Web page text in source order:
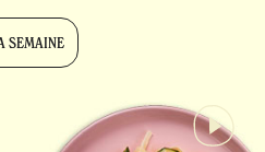
SEMAINE